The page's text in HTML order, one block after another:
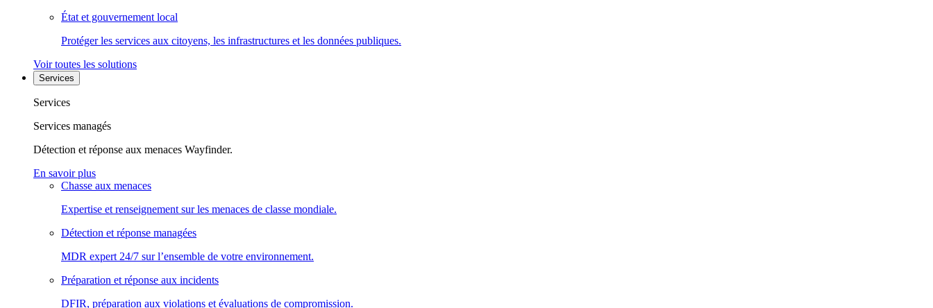
État et gouvernement local
Protéger les services aux citoyens, les infrastructures et les données publiques.
Voir toutes les solutions
Services
Services
Services managés
Détection et réponse aux menaces Wayfinder.
En savoir plus
Chasse aux menaces
Expertise et renseignement sur les menaces de classe mondiale.
Détection et réponse managées
MDR expert 24/7 sur l’ensemble de votre environnement.
Préparation et réponse aux incidents
DFIR, préparation aux violations et évaluations de compromission.